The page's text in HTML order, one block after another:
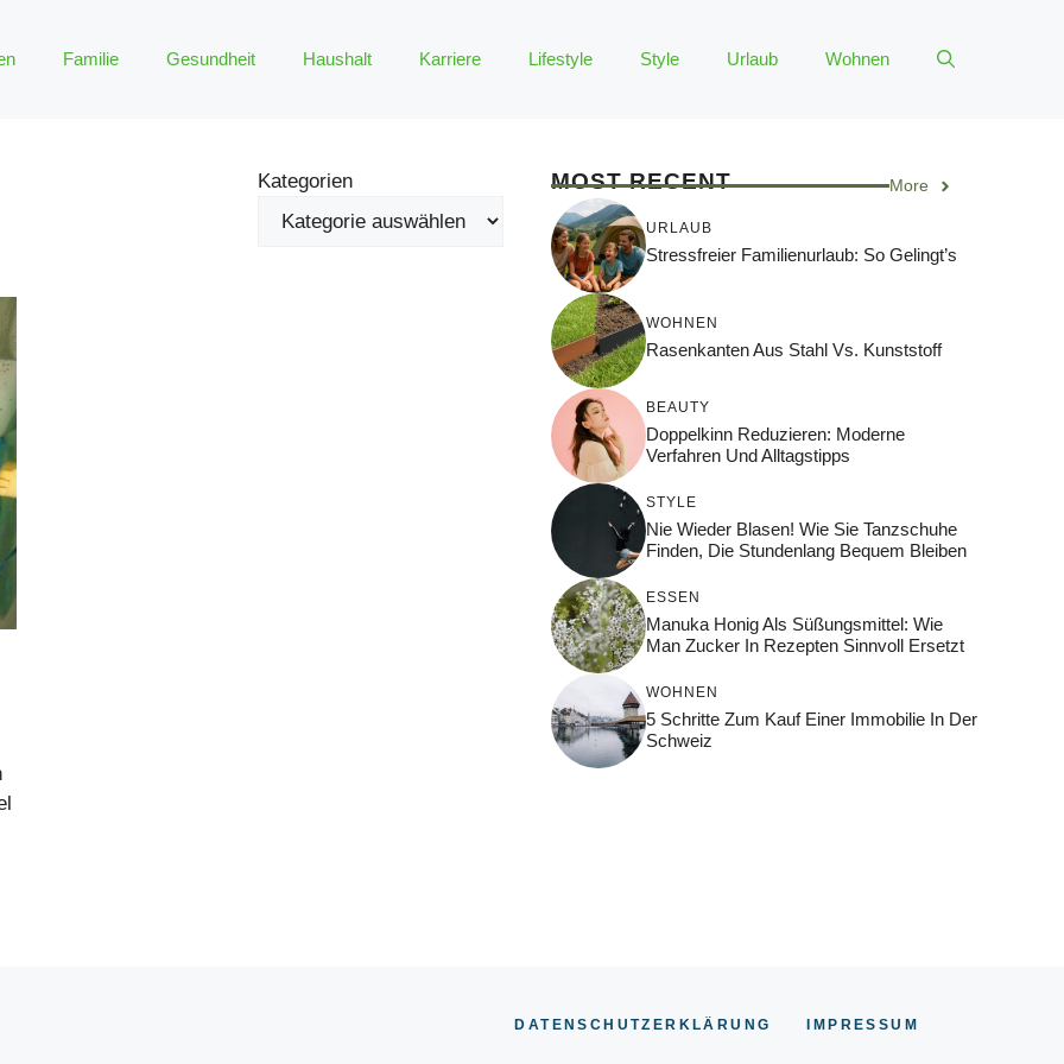
Familie Gesundheit Haushalt Karriere Lifestyle Style Urlaub Wohnen
Kategorien MOST RECENT More
URLAUB
Stressfreier Familienurlaub: So Gelingt’s
WOHNEN
Rasenkanten Aus Stahl Vs. Kunststoff
BEAUTY
Doppelkinn Reduzieren: Moderne
Verfahren Und Alltagstipps
STYLE
Nie Wieder Blasen! Wie Sie Tanzschuhe
Finden, Die Stundenlang Bequem Bleiben
ESSEN
Manuka Honig Als Süßungsmittel: Wie
Man Zucker In Rezepten Sinnvoll Ersetzt
WOHNEN
5 Schritte Zum Kauf Einer Immobilie In Der
Schweiz
DATENSCHUTZERKLÄRUNG IMPRESSUM